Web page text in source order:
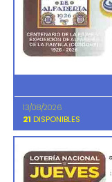
13/08/2026
21 DISPONIBLES